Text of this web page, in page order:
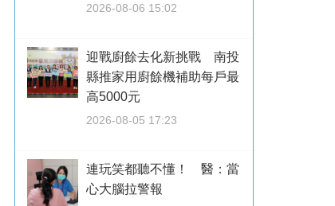
2026-08-06 15:02
迎戰廚餘去化新挑戰 南投
縣推家用廚餘機補助每戶最
高5000元
2026-08-05 17:23
連玩笑都聽不懂！ 醫：當
心大腦拉警報